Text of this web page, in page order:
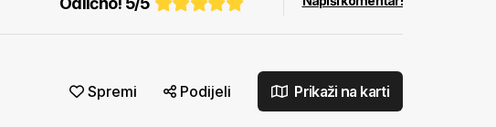
Spremi Podijeli Prikaži na karti